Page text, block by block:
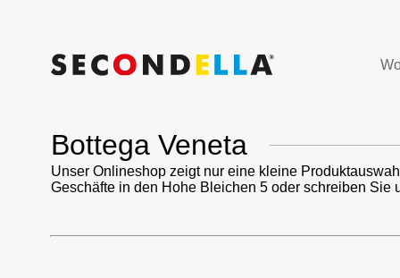
Bottega Veneta
Unser Onlineshop zeigt nur eine kleine
Geschäfte in den Hohe Bleichen 5 oder schreiben Sie